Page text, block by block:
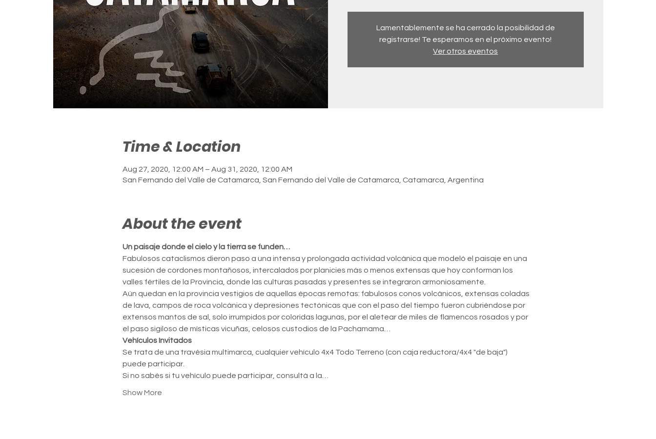
Lamentablemente se ha cerrado la posibilidad de
registrarse! Te esperamos en el próximo evento!
Ver otros eventos
Time & Location
Aug 27, 2020, 12:00 AM – Aug 31, 2020, 12:00 AM
San Fernando del Valle de Catamarca, San Fernando del Valle de Catamarca, Catamarca, Argentina
About the event
Un paisaje donde el cielo y la tierra se funden…
Fabulosos cataclismos dieron paso a una intensa y prolongada actividad volcánica que modeló el paisaje en una
sucesión de cordones montañosos, intercalados por planicies más o menos extensas que hoy conforman los
valles fértiles de la Provincia, donde las culturas pasadas y presentes se integraron armoniosamente.
Aún quedan en la provincia vestigios de aquellas épocas remotas: fabulosos conos volcánicos, extensas coladas
de lava, campos de roca volcánica y depresiones tectónicas que con el paso del tiempo fueron cubriéndose por
extensos mantos de sal, solo irrumpidos por coloridas lagunas, por el aletear de miles de flamencos rosados y por
el paso sigiloso de místicas vicuñas, celosos custodios de la Pachamama…
Vehículos Invitados
Se trata de una travésia multimarca, cualquier vehículo 4x4 Todo Terreno (con caja reductora/4x4 "de baja")
puede participar.
Si no sabés si tu vehículo puede participar, consultá a la…
Show More